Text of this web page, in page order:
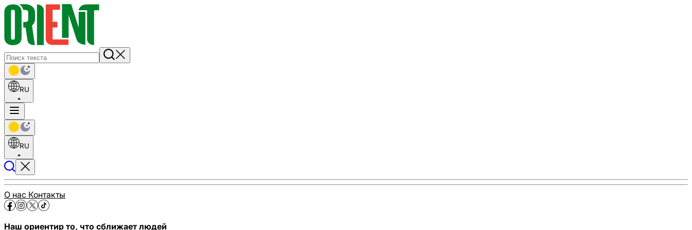
RU
RU
О нас Контакты
Наш ориентир то, что сближает людей